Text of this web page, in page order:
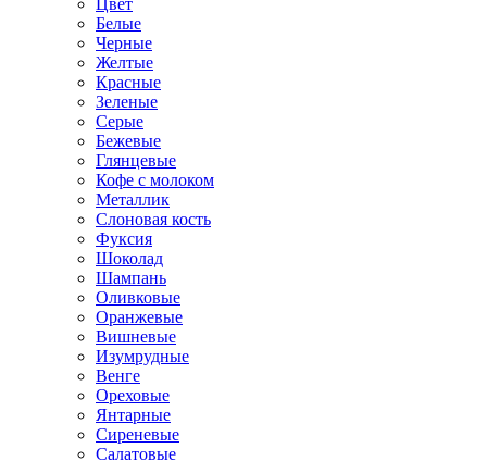
Цвет
Белые
Черные
Желтые
Красные
Зеленые
Серые
Бежевые
Глянцевые
Кофе с молоком
Металлик
Слоновая кость
Фуксия
Шоколад
Шампань
Оливковые
Оранжевые
Вишневые
Изумрудные
Венге
Ореховые
Янтарные
Сиреневые
Салатовые